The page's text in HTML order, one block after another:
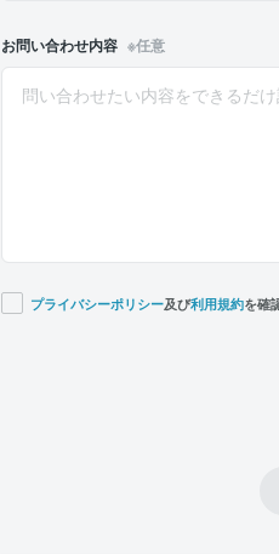
お問い合わせ内容 ※任意
プライバシーポリシー及び利用規約を確